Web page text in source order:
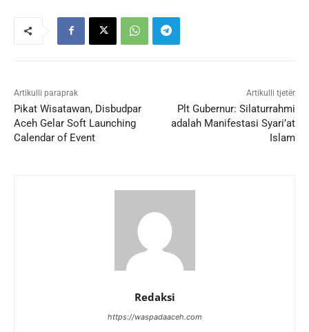
Artikulli paraprak
Pikat Wisatawan, Disbudpar
Aceh Gelar Soft Launching
Calendar of Event
Artikulli tjetër
Plt Gubernur: Silaturrahmi
adalah Manifestasi Syari’at
Islam
Redaksi
https://waspadaaceh.com